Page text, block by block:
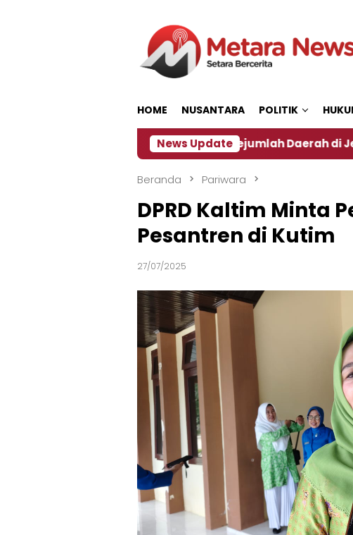
HOME NUSANTARA POLITIK
News Update
Dampak El Nino, Sejumlah Daerah di Jember Alami
Beranda Pariwara
DPRD Kaltim Minta
Pesantren di Kutim
27/07/2025